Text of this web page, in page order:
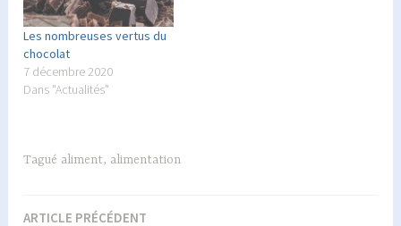
Les nombreuses vertus du
chocolat
7 décembre 2020
Dans "Actualités"
Tagué aliment, alimentation
Navigation
ARTICLE PRÉCÉDENT